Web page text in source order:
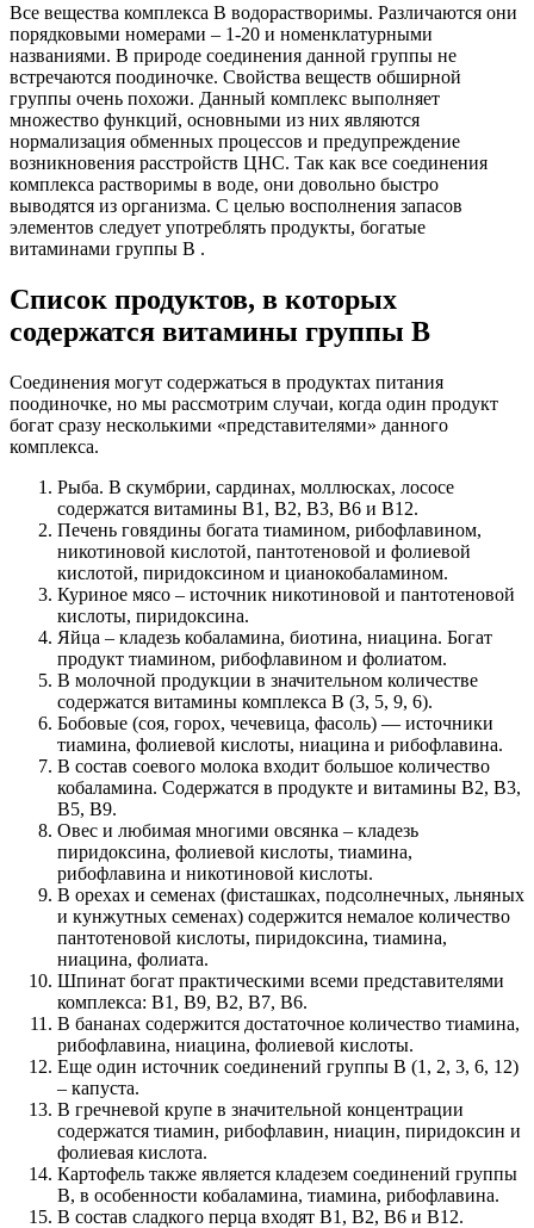
Все вещества комплекса B водорастворимы. Различаются они
порядковыми номерами – 1-20 и номенклатурными
названиями. В природе соединения данной группы не
встречаются поодиночке. Свойства веществ обширной
группы очень похожи. Данный комплекс выполняет
множество функций, основными из них являются
нормализация обменных процессов и предупреждение
возникновения расстройств ЦНС. Так как все соединения
комплекса растворимы в воде, они довольно быстро
выводятся из организма. С целью восполнения запасов
элементов следует употреблять продукты, богатые
витаминами группы B .
Список продуктов, в которых
содержатся витамины группы B
Соединения могут содержаться в продуктах питания
поодиночке, но мы рассмотрим случаи, когда один продукт
богат сразу несколькими «представителями» данного
комплекса.
Рыба. В скумбрии, сардинах, моллюсках, лососе
содержатся витамины В1, В2, В3, В6 и В12.
Печень говядины богата тиамином, рибофлавином,
никотиновой кислотой, пантотеновой и фолиевой
кислотой, пиридоксином и цианокобаламином.
Куриное мясо – источник никотиновой и пантотеновой
кислоты, пиридоксина.
Яйца – кладезь кобаламина, биотина, ниацина. Богат
продукт тиамином, рибофлавином и фолиатом.
В молочной продукции в значительном количестве
содержатся витамины комплекса В (3, 5, 9, 6).
Бобовые (соя, горох, чечевица, фасоль) — источники
тиамина, фолиевой кислоты, ниацина и рибофлавина.
В состав соевого молока входит большое количество
кобаламина. Содержатся в продукте и витамины В2, В3,
В5, В9.
Овес и любимая многими овсянка – кладезь
пиридоксина, фолиевой кислоты, тиамина,
рибофлавина и никотиновой кислоты.
В орехах и семенах (фисташках, подсолнечных, льняных
и кунжутных семенах) содержится немалое количество
пантотеновой кислоты, пиридоксина, тиамина,
ниацина, фолиата.
Шпинат богат практическими всеми представителями
комплекса: В1, В9, В2, В7, В6.
В бананах содержится достаточное количество тиамина,
рибофлавина, ниацина, фолиевой кислоты.
Еще один источник соединений группы В (1, 2, 3, 6, 12)
– капуста.
В гречневой крупе в значительной концентрации
содержатся тиамин, рибофлавин, ниацин, пиридоксин и
фолиевая кислота.
Картофель также является кладезем соединений группы
В, в особенности кобаламина, тиамина, рибофлавина.
В состав сладкого перца входят В1, В2, В6 и В12.